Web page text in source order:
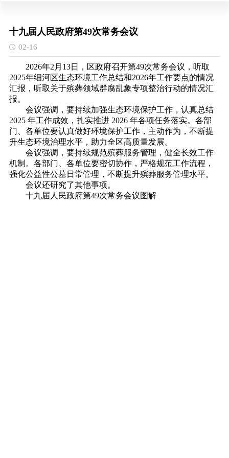
十九届人民政府第49次常务会议
02-16
2026年2月13日，区政府召开第49次常务会议，听取
2025年细河区生态环境工作总结和2026年工作要点的情况
汇报 ， 听取关于殡葬领域群腐乱象专项整治行动的情况汇
报。
会议强调，要持续加强生态环境保护工作，认真总结
2025 年工作成效，扎实推进 2026 年各项任务落实。各部
门、各单位要认真做好环境保护工作，主动作为，不断提
升生态环境治理水平，助力全区高质量发展。
会议强调，要持续规范殡葬服务管理，健全长效工作
机制。各部门、各单位要密切协作，严格规范工作流程，
强化公益性公墓日常管理，不断提升殡葬服务管理水平。
会议还研究了其他事项。
十九届人民政府第49次常务会议图解